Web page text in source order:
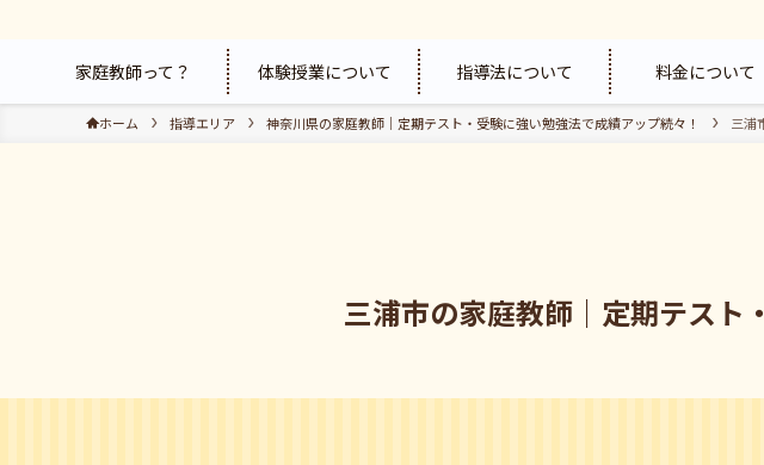
家庭教師って？ 体験授業について 指導法について 料金について
ホーム 指導エリア 神奈川県の家庭教師｜定期テスト・受験に強い勉強法で成績アップ続々！ 三浦
三浦市の家庭教師｜定期テスト